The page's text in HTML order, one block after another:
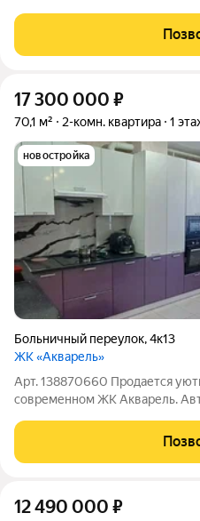
17 300 000 ₽
70,1 м² 2-комн. квартира 1
новостройка
Больничный переулок,4к13
ЖК «Акварель»
Арт. 138870660 Продается
современном ЖК Акварель.
12 490 000 ₽